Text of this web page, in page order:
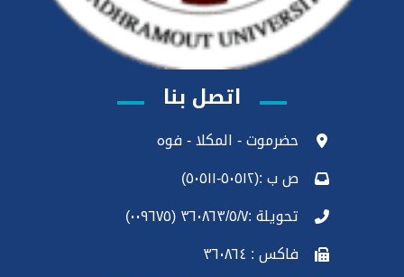
اتصل بنا
حضرموت - المكلا - فوه
ص ب :(٥٠٥١٢-٥٠٥١١)
تحويلة :٣٦٠٨٦٣/٥/٧ (٠٠٩٦٧٥)
فاكس : ٣٦٠٨٦٤